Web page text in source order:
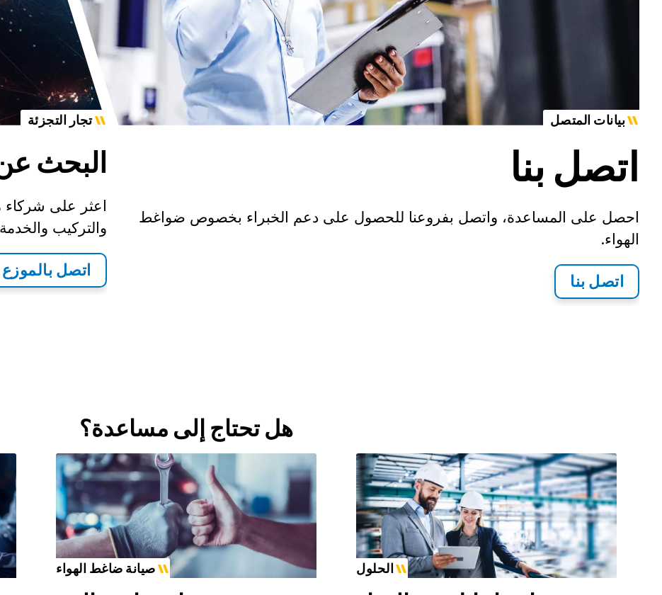
بيانات المتصل
اتصل بنا
احصل على المساعدة، واتصل بفروعنا للحصول على دعم الخبراء بخصوص ضواغط
الهواء.
اتصل بنا
تجار التجزئة
البحث
اعثر على شركاء
والتركيب
اتصل بالموزع
هل تحتاج إلى مساعدة؟
الحلول صيانة ضاغط الهواء